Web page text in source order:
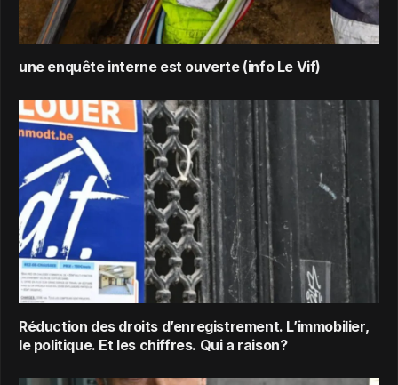
une enquête interne est ouverte (info Le Vif)
Réduction des droits d’enregistrement. L’immobilier,
le politique. Et les chiffres. Qui a raison?